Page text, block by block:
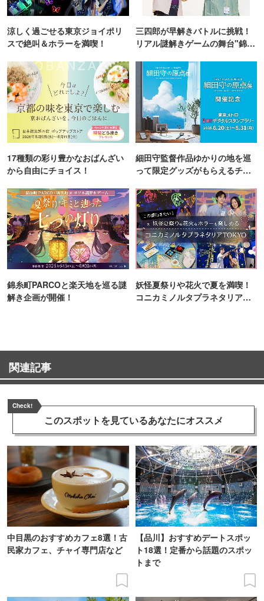
涼しく過ごせる東京ジョイポリ
スで絶叫＆ホラーを満喫！
三四郎が早解きバトルに挑戦！
リアル謎解きゲームの舞台"錦糸
17種類の彩り豊かなおばんざい
から自由にチョイス！
細田守監督作品ゆかりの地を巡
って限定グッズがもらえるチャ
錦糸町PARCOと楽天地を巡る謎
解き企画が開催！
妖怪夏祭りや花火で夏を満喫！
コニカミノルタプラネタリア
関連記事
Check!
このスポットを見ているあなたにオススメ
中目黒のおすすめカフェ8選！古
民家カフェ、チャイ専門店など
【品川】おすすめデートスポッ
ト18選！定番から話題のスポッ
トまで